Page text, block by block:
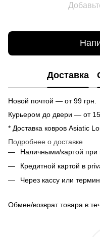
Доставка
Новой почтой — от 99 грн.
Курьером до двери — от
* Доставка ковров Asiatic
Подробнее о доставке
Наличными/картой при
Кредитной картой в
Через кассу или
Обмен/возврат товара в